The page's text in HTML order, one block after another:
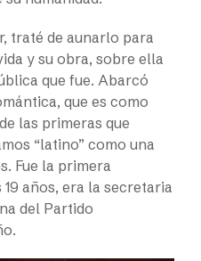
traté de aunarlo para
y su obra, sobre ella
que fue. Abarcó
que es como
las primeras que
“latino” como una
Fue la primera
años, era la secretaria
del Partido